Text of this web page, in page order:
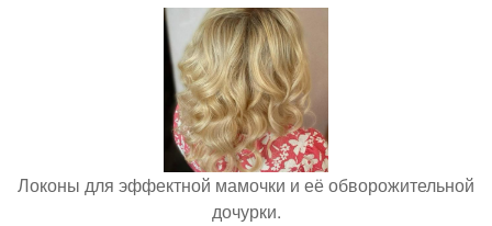
Локоны для эффектной мамочки и её обворожительной
дочурки.